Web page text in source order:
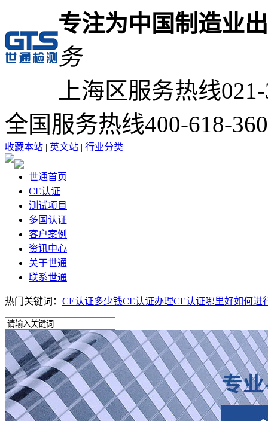
专注为中国制造业
务
上海区服务热线
全国服务热线400-618-
收藏本站 | 英文站 | 行业分类
世通首页
CE认证
测试项目
多国认证
客户案例
资讯中心
关于世通
联系世通
热门关键词： CE认证多少钱CE认证办理CE认证哪里好如何进